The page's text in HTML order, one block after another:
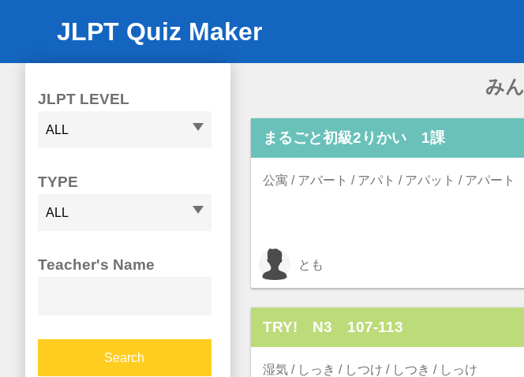
JLPT Quiz Maker
JLPT LEVEL
TYPE
Teacher's Name
み
まるごと初級2りかい 1課
公寓 / アバート / アパト / アパット / アパート
とも
TRY! N3 107-113
湿気 / しっき / しつけ / しつき / しっけ